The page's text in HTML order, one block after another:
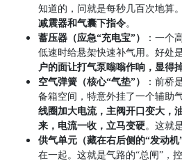
知道的，问就是每秒几百次地算。
减震器和气囊下指令。
蓄压器（应急“充电宝”）
：一个
低速时给悬架快速补气用。好处
户的面让打气泵嗡嗡作响，显得
空气弹簧（核心“气垫”）
：前桥
备箱空间，特意外挂了一个辅助
线圈加大电流，主阀开口变大，
来，电流一收，立马变硬。这就
供气单元（藏在右后侧的“发动机
在一起。这就是气路的“总闸” ，